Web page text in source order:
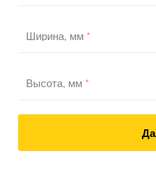
Ширина, мм*
Высота, мм*